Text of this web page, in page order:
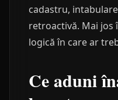
cadastru,
retroactivă. Mai jos
logică în care ar
Ce aduni